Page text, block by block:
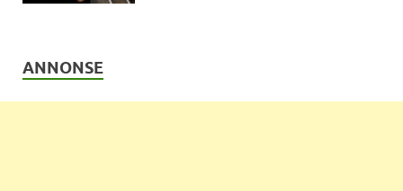
ANNONSE